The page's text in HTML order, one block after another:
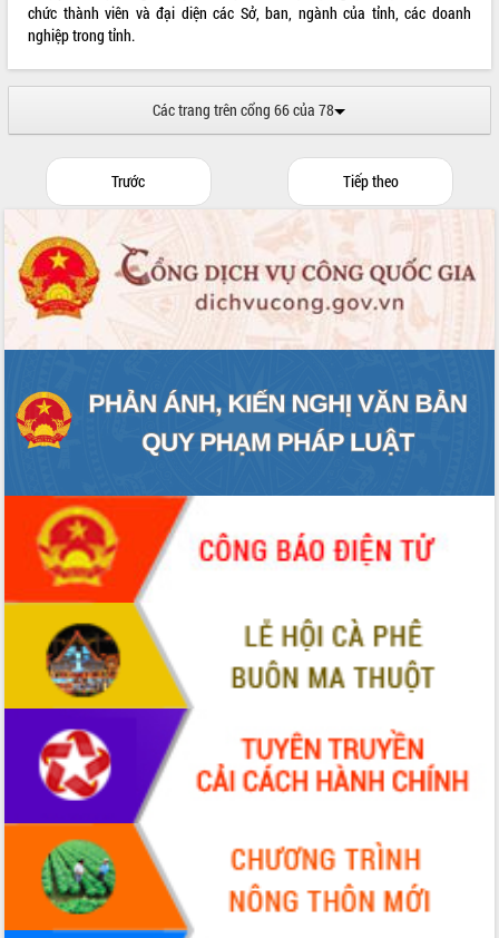
chức thành viên và đại diện các Sở, ban, ngành của tỉnh, các doanh
nghiệp trong tỉnh.
Các trang trên cổng 66 của 78
Trước Tiếp theo